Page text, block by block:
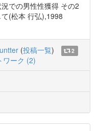
での男性性獲得 その2
(松本 行弘),1998
(投稿一覧)
2
ワーク (2)